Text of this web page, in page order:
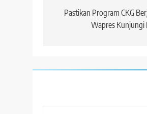
posPastikan Program CKG
Wapres Kunjungi